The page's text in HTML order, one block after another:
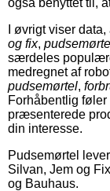
I øvrigt viser
og fix,
særdeles
medregnet af
pudsemørtel,
Forhåbentlig
præsenterede
din interesse.
Pudsemørtel
Silvan, Jem og
og Bauhaus.